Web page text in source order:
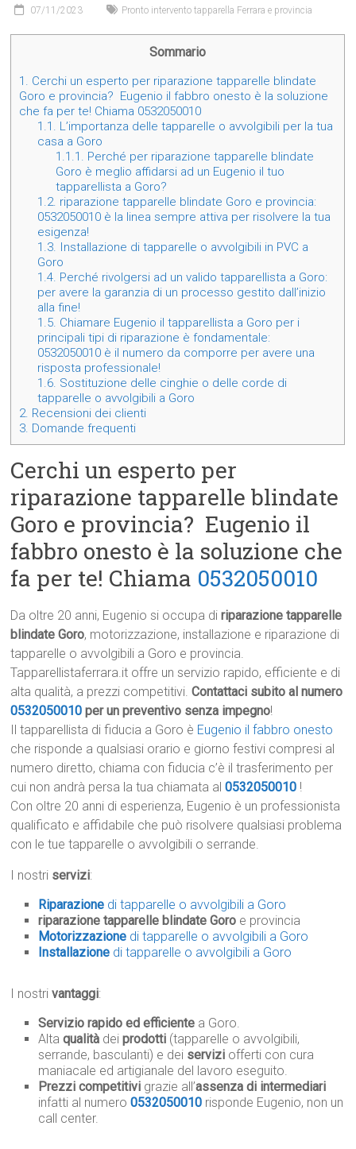
07/11/2023 Pronto intervento tapparella Ferrara e provincia
Sommario
1. Cerchi un esperto per riparazione tapparelle blindate
Goro e provincia? Eugenio il fabbro onesto è la soluzione
che fa per te! Chiama 0532050010
1.1. L’importanza delle tapparelle o avvolgibili per la tua
casa a Goro
1.1.1. Perché per riparazione tapparelle blindate
Goro è meglio affidarsi ad un Eugenio il tuo
tapparellista a Goro?
1.2. riparazione tapparelle blindate Goro e provincia:
0532050010 è la linea sempre attiva per risolvere la tua
esigenza!
1.3. Installazione di tapparelle o avvolgibili in PVC a
Goro
1.4. Perché rivolgersi ad un valido tapparellista a Goro:
per avere la garanzia di un processo gestito dall’inizio
alla fine!
1.5. Chiamare Eugenio il tapparellista a Goro per i
principali tipi di riparazione è fondamentale:
0532050010 è il numero da comporre per avere una
risposta professionale!
1.6. Sostituzione delle cinghie o delle corde di
tapparelle o avvolgibili a Goro
2. Recensioni dei clienti
3. Domande frequenti
Cerchi un esperto per
riparazione tapparelle blindate
Goro e provincia? Eugenio il
fabbro onesto è la soluzione che
fa per te! Chiama 0532050010
Da oltre 20 anni, Eugenio si occupa diriparazione tapparelle
blindate Goro, motorizzazione, installazione e riparazione di
tapparelle o avvolgibili a Goro e provincia.
Tapparellistaferrara.it offre un servizio rapido, efficiente e di
alta qualità, a prezzi competitivi.Contattaci subito al numero
0532050010 per un preventivo senza impegno!
Il tapparellista di fiducia a Goro è Eugenio il fabbro onesto
che risponde a qualsiasi orario e giorno festivi compresi al
numero diretto, chiama con fiducia c’è il trasferimento per
cui non andrà persa la tua chiamata al0532050010 !
Con oltre 20 anni di esperienza, Eugenio è un professionista
qualificato e affidabile che può risolvere qualsiasi problema
con le tue tapparelle o avvolgibili o serrande.
I nostri servizi:
Riparazione di tapparelle o avvolgibili a Goro
riparazione tapparelle blindate Goro e provincia
Motorizzazione di tapparelle o avvolgibili a Goro
Installazione di tapparelle o avvolgibili a Goro
I nostrivantaggi:
Servizio rapido ed efficiente a Goro.
Altaqualità deiprodotti (tapparelle o avvolgibili,
serrande, basculanti) e dei servizi offerti con cura
maniacale ed artigianale del lavoro eseguito.
Prezzi competitivi grazie all’assenza di intermediari
infatti al numero0532050010 risponde Eugenio, non un
call center.